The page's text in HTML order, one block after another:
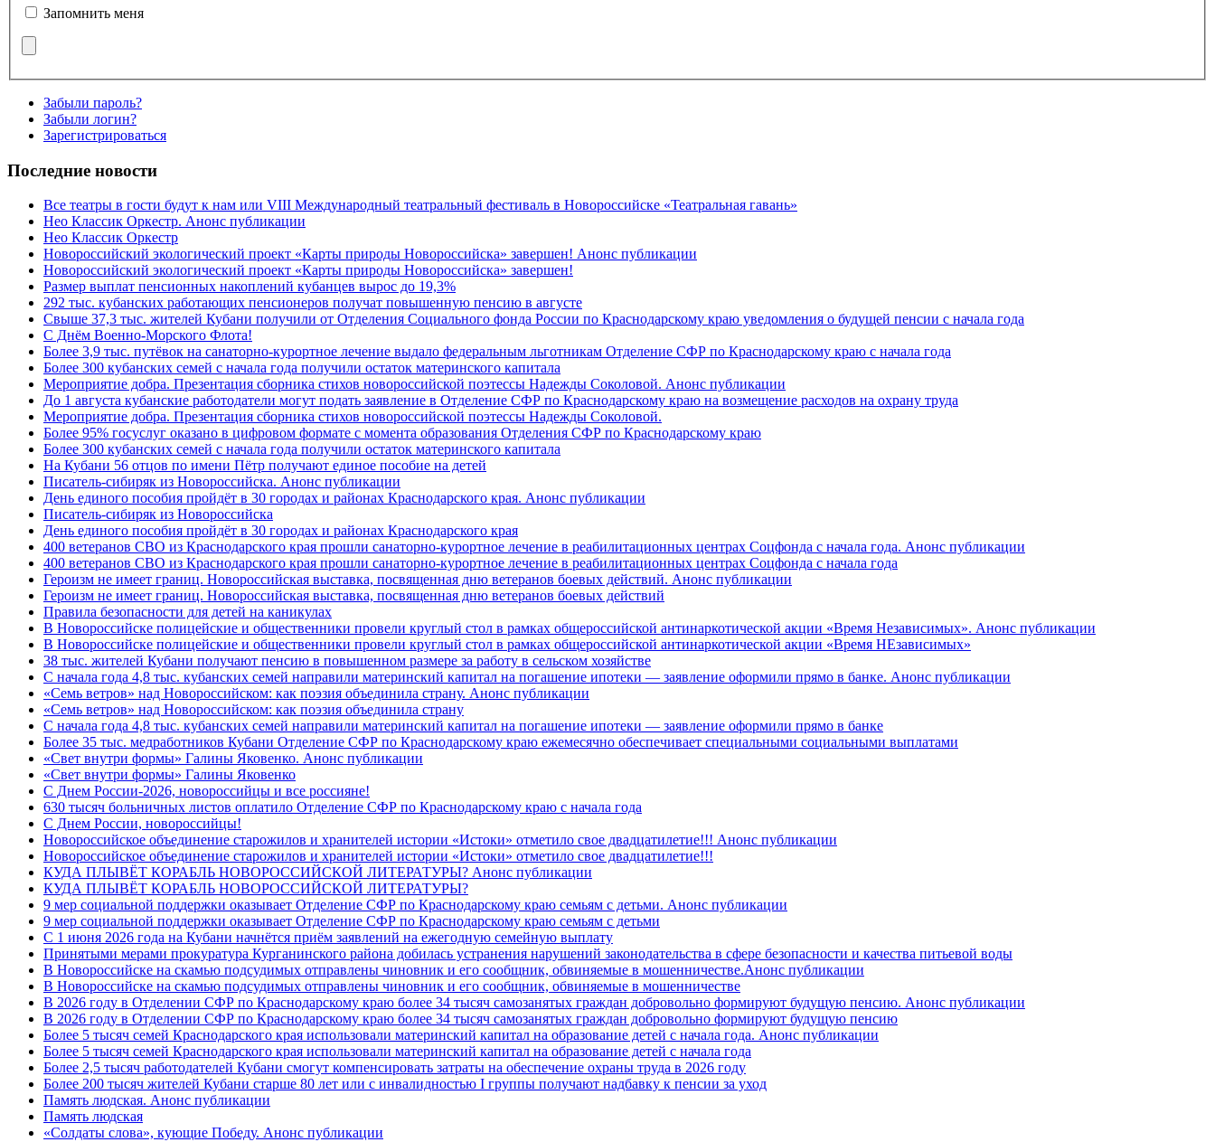
Запомнить меня
Забыли пароль?
Забыли логин?
Зарегистрироваться
Последние новости
Все театры в гости будут к нам или VIII Международный театральный фестиваль в Новороссийске «Театральная гавань»
Нео Классик Оркестр. Анонс публикации
Нео Классик Оркестр
Новороссийский экологический проект «Карты природы Новороссийска» завершен! Анонс публикации
Новороссийский экологический проект «Карты природы Новороссийска» завершен!
Размер выплат пенсионных накоплений кубанцев вырос до 19,3%
292 тыс. кубанских работающих пенсионеров получат повышенную пенсию в августе
Свыше 37,3 тыс. жителей Кубани получили от Отделения Социального фонда России по Краснодарскому краю уведомления о будущей пенсии с начала года
C Днём Военно-Морского Флота!
Более 3,9 тыс. путёвок на санаторно-курортное лечение выдало федеральным льготникам Отделение СФР по Краснодарскому краю с начала года
Более 300 кубанских семей с начала года получили остаток материнского капитала
Мероприятие добра. Презентация сборника стихов новороссийской поэтессы Надежды Соколовой. Анонс публикации
До 1 августа кубанские работодатели могут подать заявление в Отделение СФР по Краснодарскому краю на возмещение расходов на охрану труда
Мероприятие добра. Презентация сборника стихов новороссийской поэтессы Надежды Соколовой.
Более 95% госуслуг оказано в цифровом формате с момента образования Отделения СФР по Краснодарскому краю
Более 300 кубанских семей с начала года получили остаток материнского капитала
На Кубани 56 отцов по имени Пётр получают единое пособие на детей
Писатель-сибиряк из Новороссийска. Анонс публикации
День единого пособия пройдёт в 30 городах и районах Краснодарского края. Анонс публикации
Писатель-сибиряк из Новороссийска
День единого пособия пройдёт в 30 городах и районах Краснодарского края
400 ветеранов СВО из Краснодарского края прошли санаторно-курортное лечение в реабилитационных центрах Соцфонда с начала года. Анонс публикации
400 ветеранов СВО из Краснодарского края прошли санаторно-курортное лечение в реабилитационных центрах Соцфонда с начала года
Героизм не имеет границ. Новороссийская выставка, посвященная дню ветеранов боевых действий. Анонс публикации
Героизм не имеет границ. Новороссийская выставка, посвященная дню ветеранов боевых действий
Правила безопасности для детей на каникулах
В Новороссийске полицейские и общественники провели круглый стол в рамках общероссийской антинаркотической акции «Время Независимых». Анонс публикации
В Новороссийске полицейские и общественники провели круглый стол в рамках общероссийской антинаркотической акции «Время НЕзависимых»
38 тыс. жителей Кубани получают пенсию в повышенном размере за работу в сельском хозяйстве
С начала года 4,8 тыс. кубанских семей направили материнский капитал на погашение ипотеки — заявление оформили прямо в банке. Анонс публикации
«Семь ветров» над Новороссийском: как поэзия объединила страну. Анонс публикации
«Семь ветров» над Новороссийском: как поэзия объединила страну
С начала года 4,8 тыс. кубанских семей направили материнский капитал на погашение ипотеки — заявление оформили прямо в банке
Более 35 тыс. медработников Кубани Отделение СФР по Краснодарскому краю ежемесячно обеспечивает специальными социальными выплатами
«Свет внутри формы» Галины Яковенко. Анонс публикации
«Свет внутри формы» Галины Яковенко
C Днем России-2026, новороссийцы и все россияне!
630 тысяч больничных листов оплатило Отделение СФР по Краснодарскому краю с начала года
C Днем России, новороссийцы!
Новороссийское объединение старожилов и хранителей истории «Истоки» отметило свое двадцатилетие!!! Анонс публикации
Новороссийское объединение старожилов и хранителей истории «Истоки» отметило свое двадцатилетие!!!
КУДА ПЛЫВЁТ КОРАБЛЬ НОВОРОССИЙСКОЙ ЛИТЕРАТУРЫ? Анонс публикации
КУДА ПЛЫВЁТ КОРАБЛЬ НОВОРОССИЙСКОЙ ЛИТЕРАТУРЫ?
9 мер социальной поддержки оказывает Отделение СФР по Краснодарскому краю семьям с детьми. Анонс публикации
9 мер социальной поддержки оказывает Отделение СФР по Краснодарскому краю семьям с детьми
С 1 июня 2026 года на Кубани начнётся приём заявлений на ежегодную семейную выплату
Принятыми мерами прокуратура Курганинского района добилась устранения нарушений законодательства в сфере безопасности и качества питьевой воды
В Новороссийске на скамью подсудимых отправлены чиновник и его сообщник, обвиняемые в мошенничестве.Анонс публикации
В Новороссийске на скамью подсудимых отправлены чиновник и его сообщник, обвиняемые в мошенничестве
В 2026 году в Отделении СФР по Краснодарскому краю более 34 тысяч самозанятых граждан добровольно формируют будущую пенсию. Анонс публикации
В 2026 году в Отделении СФР по Краснодарскому краю более 34 тысяч самозанятых граждан добровольно формируют будущую пенсию
Более 5 тысяч семей Краснодарского края использовали материнский капитал на образование детей с начала года. Анонс публикации
Более 5 тысяч семей Краснодарского края использовали материнский капитал на образование детей с начала года
Более 2,5 тысяч работодателей Кубани смогут компенсировать затраты на обеспечение охраны труда в 2026 году
Более 200 тысяч жителей Кубани старше 80 лет или с инвалидностью I группы получают надбавку к пенсии за уход
Память людская. Анонс публикации
Память людская
«Солдаты слова», кующие Победу. Анонс публикации